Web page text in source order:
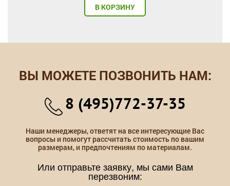
В КОРЗИНУ
ВЫ МОЖЕТЕ ПОЗВОНИТЬ НАМ:
8 (495)772-37-35
Наши менеджеры, ответят на все интересующие Вас
вопросы и помогут рассчитать стоимость по вашим
размерам, и предпочтениям по материалам.
Или отправьте заявку, мы сами Вам
перезвоним: